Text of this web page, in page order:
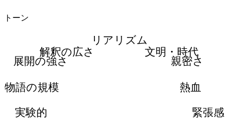
トーン
リアリズム
文明・時代
親密さ
熱血
緊張感
実験的
物語の規模
展開の強さ
解釈の広さ